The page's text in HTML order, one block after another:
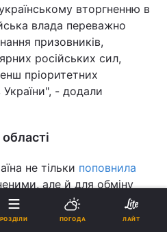
вторгненню в
влада переважно
призовників,
російських сил,
пріоритетних
- додали
не тільки поповнила
але й для обміну
оглядач Денис
РОЗДІЛИ ПОГОДА ЛАЙТ